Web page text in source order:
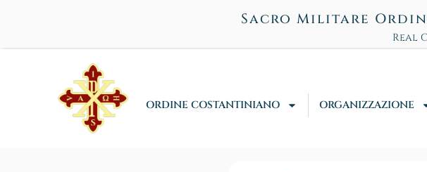
Sacro Militare
Real
ORDINE COSTANTINIANO ORGANIZZAZIONE